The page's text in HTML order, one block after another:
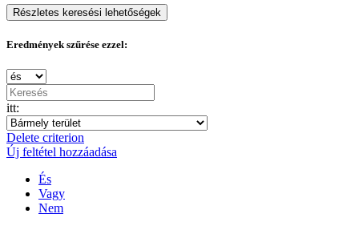
Részletes keresési lehetőségek
Eredmények szűrése ezzel:
itt:
Delete criterion
Új feltétel hozzáadása
És
Vagy
Nem